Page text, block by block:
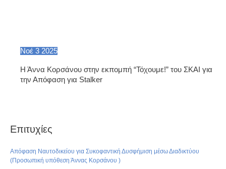
Νοέ 3 2025
Η Άννα Κορσάνου στην εκπομπή “Τόχουμε!” του ΣΚΑΙ για
την Απόφαση για Stalker
Επιτυχίες
Απόφαση Ναυτοδικείου για Συκοφαντική Δυσφήμιση μέσω Διαδικτύου
(Προσωπική υπόθεση Άννας Κορσάνου )